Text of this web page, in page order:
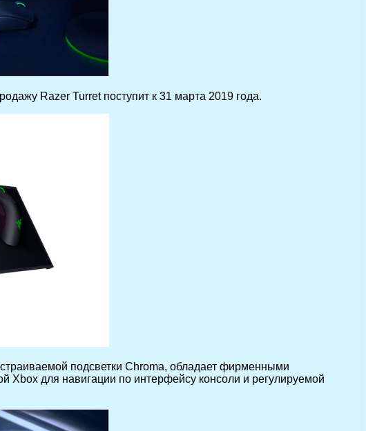
Razer Turret поступит к 31 марта 2019 года.
подсветки Chroma, обладает фирменными
для навигации по интерфейсу консоли и регулируемой